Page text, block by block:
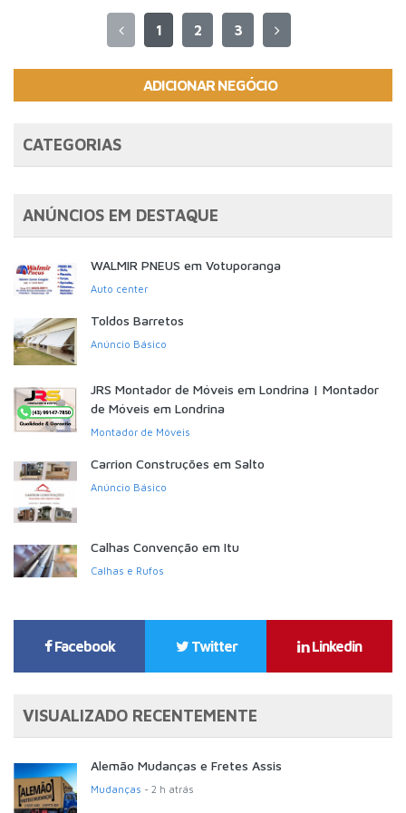
1 2 3
ADICIONAR NEGÓCIO
CATEGORIAS
ANÚNCIOS EM DESTAQUE
WALMIR PNEUS em Votuporanga
Auto center
Toldos Barretos
Anúncio Básico
JRS Montador de Móveis em Londrina | Montador
de Móveis em Londrina
Montador de Móveis
Carrion Construções em Salto
Anúncio Básico
Calhas Convenção em Itu
Calhas e Rufos
Facebook Twitter Linkedin
VISUALIZADO RECENTEMENTE
Alemão Mudanças e Fretes Assis
Mudanças - 2 h atrás